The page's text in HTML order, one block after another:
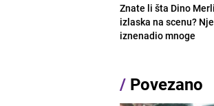
Znate li šta Dino
izlaska na scenu?
iznenadio mnoge
/ Povezano